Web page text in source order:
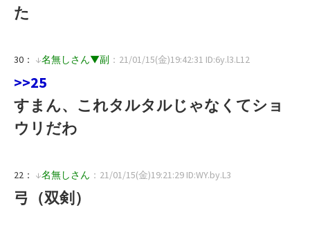
た
30： ↓名無しさん▼副 ：21/01/15(金)19:42:31 ID:6y.l3.L12
>>25
すまん、これタルタルじゃなくてショ
ウリだわ
22： ↓名無しさん ：21/01/15(金)19:21:29 ID:WY.by.L3
弓（双剣）